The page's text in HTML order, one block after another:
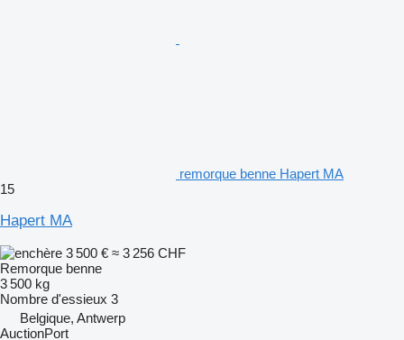
remorque benne Hapert MA
15
Hapert MA
3 500 € ≈ 3 256 CHF
Remorque benne
3 500 kg
Nombre d'essieux 3
Belgique, Antwerp
AuctionPort